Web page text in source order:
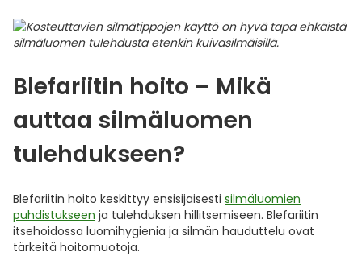
Blefariitin hoito – Mikä
auttaa silmäluomen
tulehdukseen?
Blefariitin hoito keskittyy ensisijaisesti silmäluomien
puhdistukseen ja tulehduksen hillitsemiseen. Blefariitin
itsehoidossa luomihygienia ja silmän hauduttelu ovat
tärkeitä hoitomuotoja.